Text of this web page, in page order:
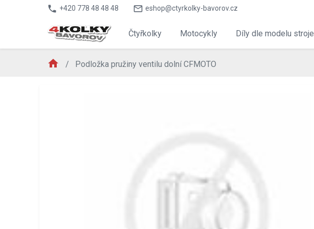
phone +420 778 48 48 48 mail_outline eshop@ctyrkolky-bavorov.cz
Čtyřkolky Motocykly Díly dle modelu stroje
home Podložka pružiny ventilu dolní CFMOTO